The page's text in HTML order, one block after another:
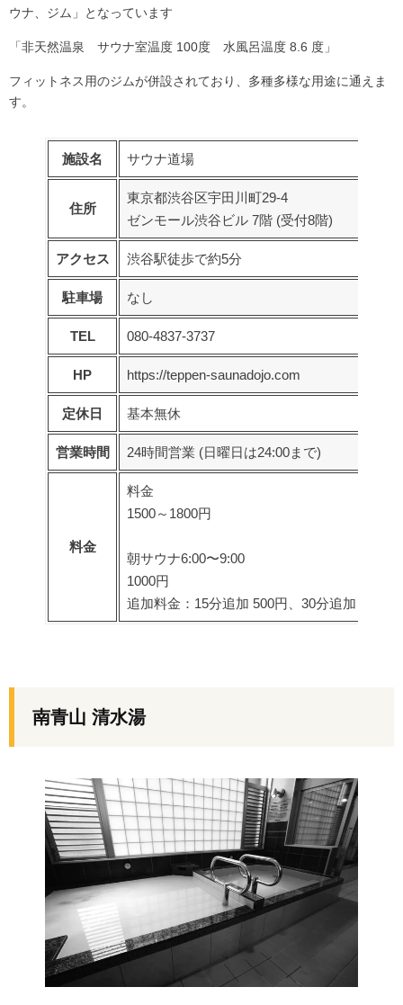
ウナ、ジム」となっています
「非天然温泉 サウナ室温度 100度 水風呂温度 8.6 度」
フィットネス用のジムが併設されており、多種多様な用途に通えま
す。
施設名 サウナ道場
住所
東京都渋谷区宇田川町29-4
ゼンモール渋谷ビル 7階 (受付8階)
アクセス 渋谷駅徒歩で約5分
駐車場 なし
TEL 080-4837-3737
HP https://teppen-saunadojo.com
定休日 基本無休
営業時間 24時間営業 (日曜日は24:00まで)
料金
料金
1500～1800円
朝サウナ6:00〜9:00
1000円
追加料金：15分追加 500円、30分追加 1,000
南青山 清水湯